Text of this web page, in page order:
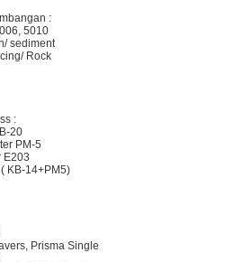
:
5010
sediment
Rock
:
20
PM-5
E203
KB-14+PM5)
Prisma Single